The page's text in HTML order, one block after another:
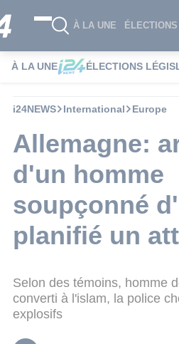
À LA UNE
À LA UNE ÉLECTIONS
i24NEWS International Europe
Allemagne:
d'un homme
soupçonné
planifié un
Selon des témoins, homme
converti à l'islam, la police
explosifs